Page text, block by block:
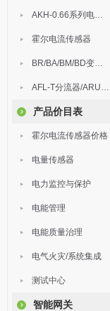
AKH-0.66系列电流互感器
霍尔电流传感器
BR/BA/BM/BD变送器
AFL-T分流器/ARU浪涌保护器
产品价目表
霍尔电流传感器价格
电量传感器
电力监控与保护
电能管理
电能质量治理
电气火灾/系统集成
测试中心
智能网关